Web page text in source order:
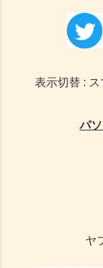
表示切替 : ス
パ
ヤ